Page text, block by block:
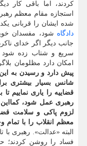
كردند، اما باقی كار
شده ایشان را قربانی
دادگاه شود، مفسدان
جانب دیگر اگر خدای
سریع و شتاب زده شود
امكان دارد مظلومان
پیش دارد و رسیدن به
شانس بسیار بیشتری
قضاییه را یاری نماییم
رهبری عمل شود، كمااین
لزوم پاكی و سلامت
معظم انقلاب را با تمام
فساد را روشن كردند؛